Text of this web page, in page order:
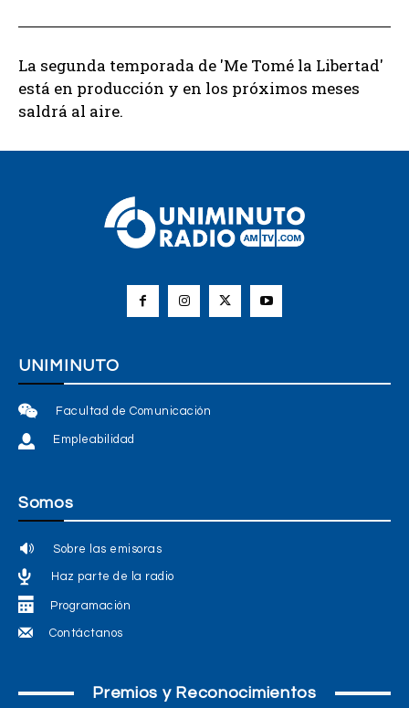
La segunda temporada de 'Me Tomé la Libertad'
está en producción y en los próximos meses
saldrá al aire.
UNIMINUTO
Facultad de Comunicación
Empleabilidad
Somos
Sobre las emisoras
Haz parte de la radio
Programación
Contáctanos
Premios y Reconocimientos